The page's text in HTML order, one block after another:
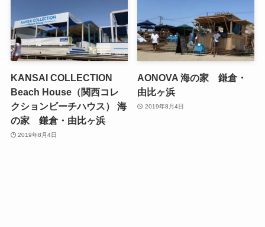
KANSAI COLLECTION
Beach House（関西コレ
クションビーチハウス） 海
の家 鎌倉・由比ヶ浜
2019年8月4日
AONOVA 海の家 鎌倉・
由比ヶ浜
2019年8月4日